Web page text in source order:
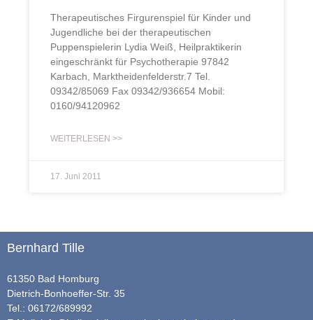
Therapeutisches Firgurenspiel für Kinder und
Jugendliche bei der therapeutischen
Puppenspielerin Lydia Weiß, Heilpraktikerin
eingeschränkt für Psychotherapie 97842
Karbach, Marktheidenfelderstr.7 Tel.
09342/85069 Fax 09342/936654 Mobil:
0160/94120962
WEITERLESEN >>
17. Juni 2011
Bernhard Tille
61350 Bad Homburg
Dietrich-Bonhoeffer-Str. 35
Tel.: 06172/689992